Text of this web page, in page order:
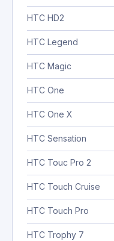
HTC HD2
HTC Legend
HTC Magic
HTC One
HTC One X
HTC Sensation
HTC Touc Pro 2
HTC Touch Cruise
HTC Touch Pro
HTC Trophy 7